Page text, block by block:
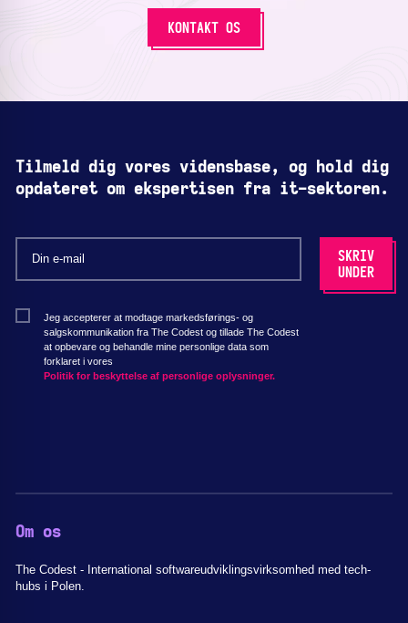
KONTAKT OS
Tilmeld dig vores vidensbase, og hold dig
opdateret om ekspertisen fra it-sektoren.
Jeg accepterer at modtage markedsførings- og
salgskommunikation fra The Codest og tillade The Codest
at opbevare og behandle mine personlige data som
forklaret i vores
Politik for beskyttelse af personlige oplysninger.
Om os
The Codest - International softwareudviklingsvirksomhed med tech-
hubs i Polen.